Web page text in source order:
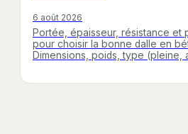
6 août 2026
Portée, épaisseur, résistance et
pour choisir la bonne dalle en
Dimensions, poids, type (pleine,